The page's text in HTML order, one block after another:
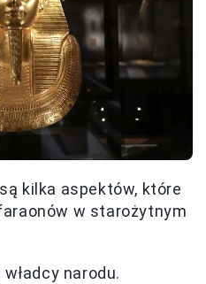
kilka aspektów, które
w starożytnym
narodu.